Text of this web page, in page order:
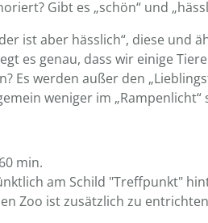
Gibt es „schön“ und
ist aber hässlich“, diese und
es genau, dass wir einige
Es werden außer den
weniger im „Rampenlicht“
min.
am Schild "Treffpunkt"
Zoo ist zusätzlich zu